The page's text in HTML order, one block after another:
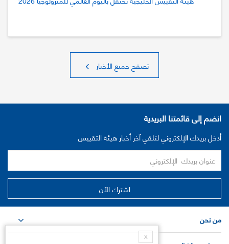
تصفح جميع الأخبار
انضم إلى قائمتنا البريدية
أدخل بريدك الإلكتروني لتلقي آخر أخبار هيئة التقييس
من نحن
X